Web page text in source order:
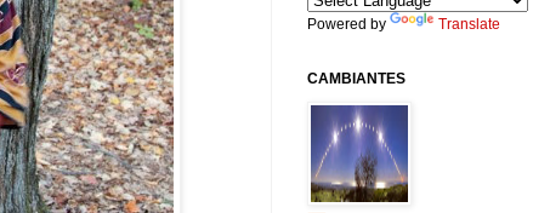
Powered by Translate
CAMBIANTES